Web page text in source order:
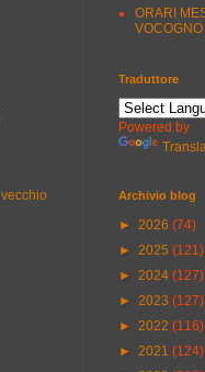
ORARI
VOCOGNO
Traduttore
Powered by
Archivio blog
► 2026 (74)
► 2025 (121)
► 2024 (127)
► 2023 (127)
► 2022 (116)
► 2021 (124)